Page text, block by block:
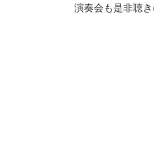
演奏会も是非聴